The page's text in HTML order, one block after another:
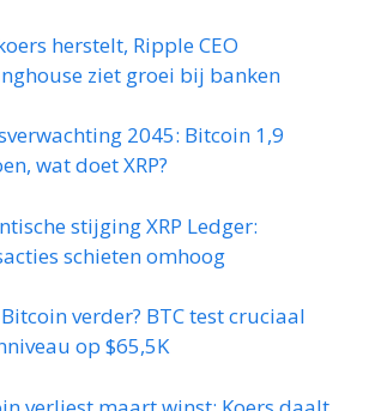
herstelt, Ripple CEO
ziet groei bij banken
2045: Bitcoin 1,9
wat doet XRP?
stijging XRP Ledger:
schieten omhoog
verder? BTC test cruciaal
op $65,5K